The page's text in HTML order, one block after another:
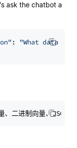
ask the chatbot a
: "What data